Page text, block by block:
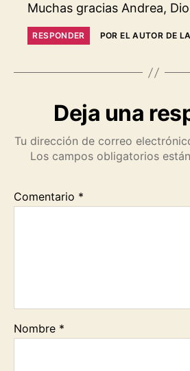
Muchas gracias Andrea,
RESPONDER POR EL AUTOR DE
Deja una
Tu dirección de correo
Los campos obligatorios
Comentario *
Nombre *